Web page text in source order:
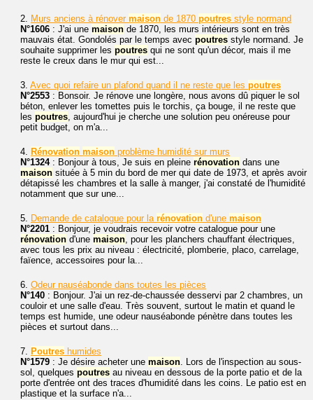
2. Murs anciens à rénover maison de 1870 poutres style normand
N°1606 : J'ai une maison de 1870, les murs intérieurs sont en très
mauvais état. Gondolés par le temps avec poutres style normand. Je
souhaite supprimer les poutres qui ne sont qu'un décor, mais il me
reste le creux dans le mur qui est...
3. Avec quoi refaire un plafond quand il ne reste que les poutres
N°2553 : Bonsoir. Je rénove une longère, nous avons dû piquer le sol
béton, enlever les tomettes puis le torchis, ça bouge, il ne reste que
les poutres, aujourd'hui je cherche une solution peu onéreuse pour
petit budget, on m'a...
4. Rénovation maison problème humidité sur murs
N°1324: Bonjour à tous, Je suis en pleine rénovation dans une
maison située à 5 min du bord de mer qui date de 1973, et après avoir
détapissé les chambres et la salle à manger, j'ai constaté de l'humidité
notamment que sur une...
5. Demande de catalogue pour la rénovation d'une maison
N°2201 : Bonjour, je voudrais recevoir votre catalogue pour une
rénovation d'une maison, pour les planchers chauffant électriques,
avec tous les prix au niveau : électricité, plomberie, placo, carrelage,
faïence, accessoires pour la...
6. Odeur nauséabonde dans toutes les pièces
N°140 : Bonjour. J'ai un rez-de-chaussée desservi par 2 chambres, un
couloir et une salle d'eau. Très souvent, surtout le matin et quand le
temps est humide, une odeur nauséabonde pénètre dans toutes les
pièces et surtout dans...
7. Poutres humides
N°1579 : Je désire acheter une maison. Lors de l'inspection au sous-
sol, quelques poutres au niveau en dessous de la porte patio et de la
porte d'entrée ont des traces d'humidité dans les coins. Le patio est en
plastique et la surface n'a...